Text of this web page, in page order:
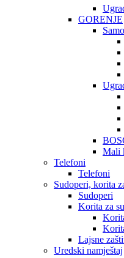
GORENJE
Mali
Telefoni
Telefoni
Sudoperi, korita
Sudoperi
Korita za
Lajsne
Uredski namještaj